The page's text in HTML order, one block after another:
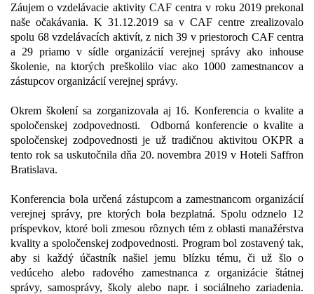
Záujem o vzdelávacie aktivity CAF centra v roku 2019 prekonal
naše očakávania. K 31.12.2019 sa v CAF centre zrealizovalo
spolu 68 vzdelávacích aktivít, z nich 39 v priestoroch CAF centra
a 29 priamo v sídle organizácií verejnej správy ako inhouse
školenie, na ktorých preškolilo viac ako 1000 zamestnancov a
zástupcov organizácií verejnej správy.
Okrem školení sa zorganizovala aj 16. Konferencia o kvalite a
spoločenskej zodpovednosti. Odborná konferencie o kvalite a
spoločenskej zodpovednosti je už tradičnou aktivitou OKPR a
tento rok sa uskutočnila dňa 20. novembra 2019 v Hoteli Saffron
Bratislava.
Konferencia bola určená zástupcom a zamestnancom organizácií
verejnej správy, pre ktorých bola bezplatná. Spolu odznelo 12
príspevkov, ktoré boli zmesou rôznych tém z oblasti manažérstva
kvality a spoločenskej zodpovednosti. Program bol zostavený tak,
aby si každý účastník našiel jemu blízku tému, či už šlo o
vedúceho alebo radového zamestnanca z organizácie štátnej
správy, samosprávy, školy alebo napr. i sociálneho zariadenia.